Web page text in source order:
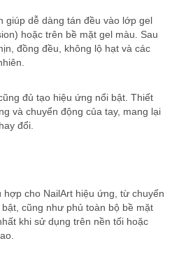
giúp dễ dàng tán đều vào lớp gel
hoặc trên bề mặt gel màu. Sau
đồng đều, không lộ hạt và các
đủ tạo hiệu ứng nổi bật. Thiết
và chuyển động của tay, mang lại
đổi.
hợp cho NailArt hiệu ứng, từ chuyển
cũng như phủ toàn bộ bề mặt
khi sử dụng trên nền tối hoặc